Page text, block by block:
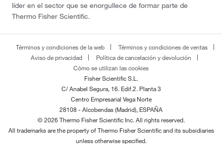
líder en el sector que se enorgullece de formar parte de
Thermo Fisher Scientific.
Términos y condiciones de la web
Términos y condiciones de ventas
Aviso de privacidad
Política de cancelación y devolución
Cómo se utilizan las cookies
Fisher Scientific S.L.
C/ Anabel Segura, 16. Edif.2. Planta 3
Centro Empresarial Vega Norte
28108 - Alcobendas (Madrid), ESPAÑA
© 2026 Thermo Fisher Scientific Inc. All rights reserved.
All trademarks are the property of Thermo Fisher Scientific and its subsidiaries
unless otherwise specified.